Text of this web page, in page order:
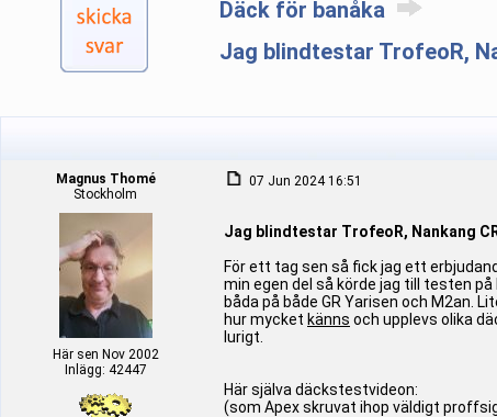
Däck för banåka
Jag blindtestar TrofeoR,
Magnus Thomé
Stockholm
Här sen Nov 2002
Inlägg: 42447
07 Jun 2024 16:51
Jag blindtestar TrofeoR, Nankang
För ett tag sen så fick jag ett
min egen del så körde jag till testen
båda på både GR Yarisen och M2an.
hur mycket känns och upplevs olika
lurigt.
Här själva däckstestvideon:
(som Apex skruvat ihop väldigt